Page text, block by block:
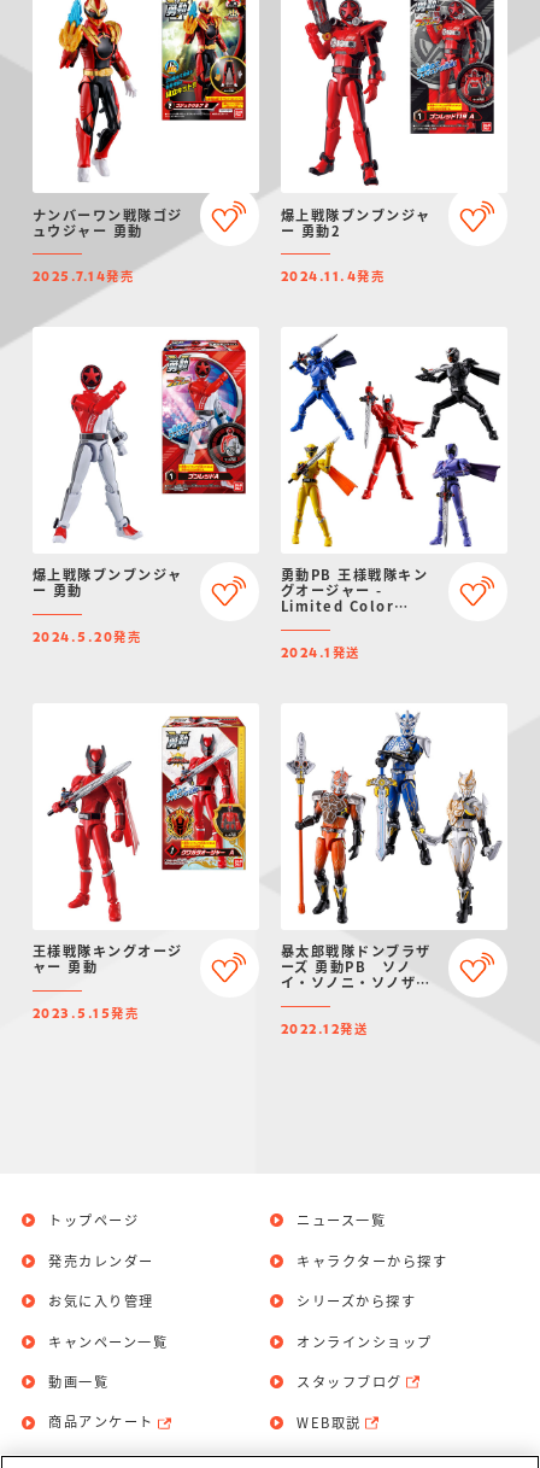
ナンバーワン戦隊ゴジ
ュウジャー 勇動
2025.7.14発売
爆上戦隊ブンブンジャ
ー 勇動2
2024.11.4発売
爆上戦隊ブンブンジャ
ー 勇動
2024.5.20発売
勇動PB 王様戦隊キン
グオージャー -
Limited Color
ムバンダイ限定】
2024.1 発送
王様戦隊キングオージ
ャー 勇動
2023.5.15発売
暴太郎戦隊ドンブラザ
ーズ 勇動PB ソノ
イ・ソノニ・ソノザセ
ダイ限定】
2022.12発送
トップページ
発売カレンダー
お気に入り管理
ニュース一覧
キャラクターから探す
シリーズから探す
キャンペーン一覧
動画一覧
商品アンケート
オンラインショップ
スタッフブログ
WEB取説